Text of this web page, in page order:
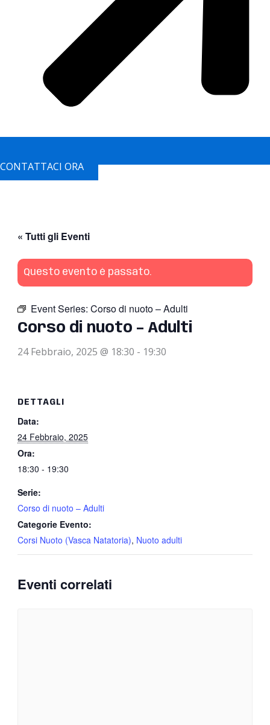
CONTATTACI ORA
« Tutti gli Eventi
Questo evento è passato.
Event Series: Corso di nuoto – Adulti
Corso di nuoto – Adulti
24 Febbraio, 2025 @ 18:30 - 19:30
DETTAGLI
Data:
24 Febbraio, 2025
Ora:
18:30 - 19:30
Serie:
Corso di nuoto – Adulti
Categorie Evento:
Corsi Nuoto (Vasca Natatoria), Nuoto adulti
Eventi correlati